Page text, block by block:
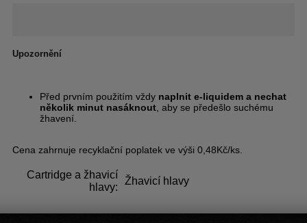
Upozornění
Před prvním použitím vždy naplnit e‑liquidem a nechat
několik minut nasáknout , aby se předešlo suchému
žhavení.
Cena zahrnuje recyklační poplatek ve výši 0,48Kč/ks.
Cartridge a žhavicí
hlavy:
Žhavicí hlavy